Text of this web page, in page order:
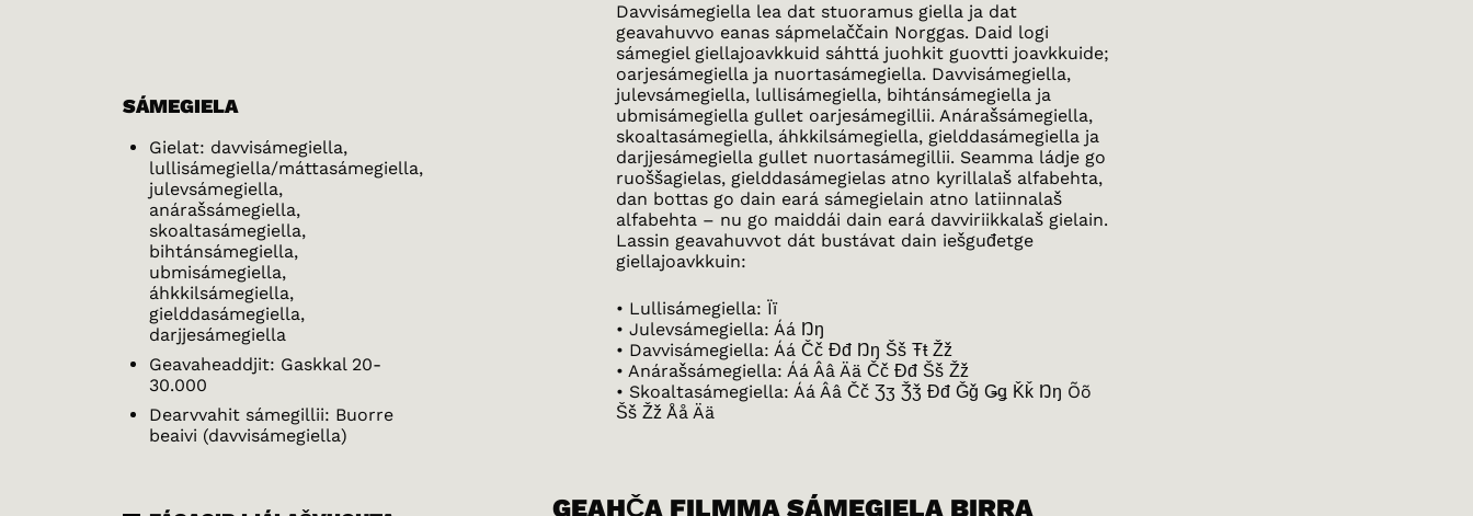
SÁMEGIELA
Gielat: davvisámegiella,
lullisámegiella/máttasámegiella,
julevsámegiella,
anárašsámegiella,
skoaltasámegiella,
bihtánsámegiella,
ubmisámegiella,
áhkkilsámegiella,
gielddasámegiella,
darjjesámegiella
Geavaheaddjit: Gaskkal 20-
30.000
Dearvvahit sámegillii: Buorre
beaivi (davvisámegiella)
Davvisámegiella lea dat stuoramus giella ja dat
geavahuvvo eanas sápmelaččain Norggas. Daid logi
sámegiel giellajoavkkuid sáhttá juohkit guovtti joavkkuide;
oarjesámegiella ja nuortasámegiella. Davvisámegiella,
julevsámegiella, lullisámegiella, bihtánsámegiella ja
ubmisámegiella gullet oarjesámegillii. Anárašsámegiella,
skoaltasámegiella, áhkkilsámegiella, gielddasámegiella ja
darjjesámegiella gullet nuortasámegillii. Seamma ládje go
ruoššagielas, gielddasámegielas atno kyrillalaš alfabehta,
dan bottas go dain eará sámegielain atno latiinnalaš
alfabehta – nu go maiddái dain eará davviriikkalaš gielain.
Lassin geavahuvvot dát bustávat dain iešguđetge
giellajoavkkuin:
• Lullisámegiella: Ïï
• Julevsámegiella: Áá Ŋŋ
• Davvisámegiella: Áá Čč Đđ Ŋŋ Šš Ŧŧ Žž
• Anárašsámegiella: Áá Ââ Ää Čč Đđ Šš Žž
• Skoaltasámegiella: Áá Ââ Čč Ʒʒ Ǯǯ Đđ Ǧǧ Ǥǥ Ǩǩ Ŋŋ Õõ
Šš Žž Åå Ää
GEAHČA FILMMA SÁMEGIELA BIRRA